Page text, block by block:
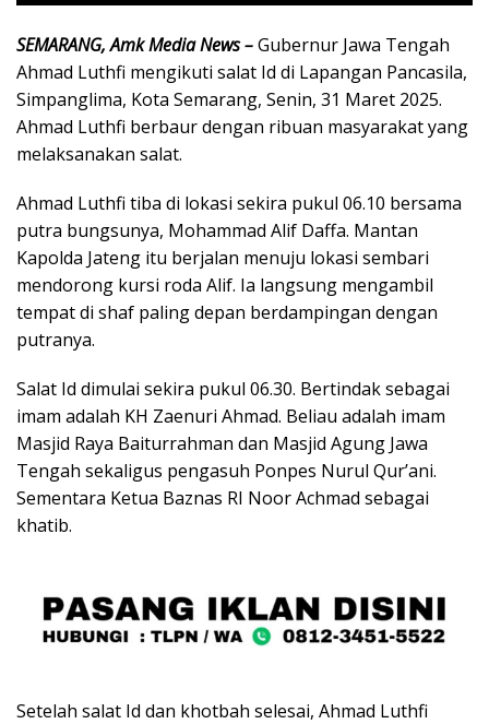
SEMARANG, Amk Media News –Gubernur Jawa Tengah
Ahmad Luthfi mengikuti salat Id di Lapangan Pancasila,
Simpanglima, Kota Semarang, Senin, 31 Maret 2025.
Ahmad Luthfi berbaur dengan ribuan masyarakat yang
melaksanakan salat.
Ahmad Luthfi tiba di lokasi sekira pukul 06.10 bersama
putra bungsunya, Mohammad Alif Daffa. Mantan
Kapolda Jateng itu berjalan menuju lokasi sembari
mendorong kursi roda Alif. Ia langsung mengambil
tempat di shaf paling depan berdampingan dengan
putranya.
Salat Id dimulai sekira pukul 06.30. Bertindak sebagai
imam adalah KH Zaenuri Ahmad. Beliau adalah imam
Masjid Raya Baiturrahman dan Masjid Agung Jawa
Tengah sekaligus pengasuh Ponpes Nurul Qur’ani.
Sementara Ketua Baznas RI Noor Achmad sebagai
khatib.
Setelah salat Id dan khotbah selesai, Ahmad Luthfi